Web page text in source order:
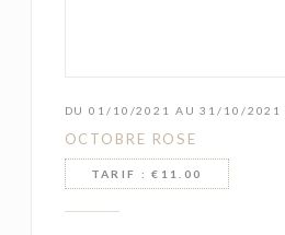
DU 01/10/2021 AU 31/10/2021
OCTOBRE ROSE
TARIF : €11.00